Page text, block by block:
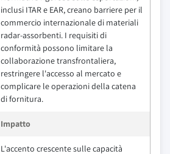
inclusi ITAR e EAR, creano barriere per il
commercio internazionale di materiali
radar-assorbenti. I requisiti di
conformità possono limitare la
collaborazione transfrontaliera,
restringere l'accesso al mercato e
complicare le operazioni della catena
di fornitura.
Impatto
L'accento crescente sulle capacità